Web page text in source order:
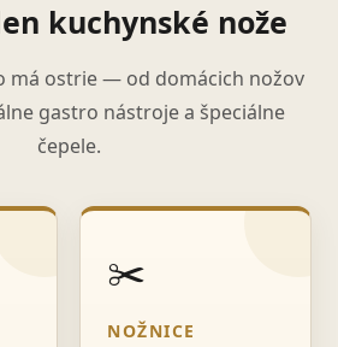
kuchynské nože
má ostrie — od domácich nožov
gastro nástroje a špeciálne
čepele.
✂️
NOŽNICE